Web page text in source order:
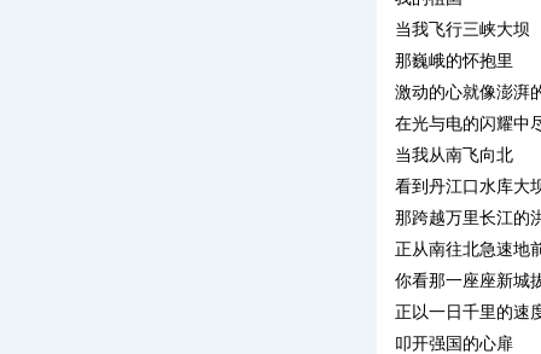
当我飞行三峡大坝
那巍峨的怀抱里
激动的心就像澎湃
在光与电的闪耀中
当我从南飞向北
看到丹江口水库大
那跨越万里长江的
正从南往北急速地
你看那一座座新城
正以一日千里的速
叩开强国的心扉